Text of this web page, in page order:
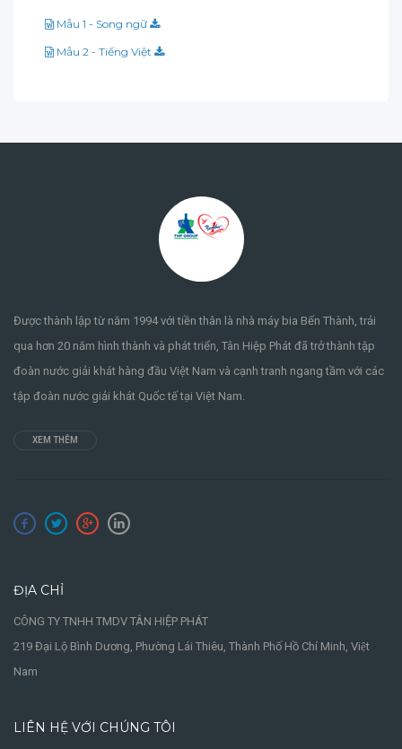
Mẫu 1 - Song ngữ
Mẫu 2 - Tiếng Việt
Được thành lập từ năm 1994 với tiền thân là nhà máy bia Bến Thành, trải
qua hơn 20 năm hình thành và phát triển, Tân Hiệp Phát đã trở thành tập
đoàn nước giải khát hàng đầu Việt Nam và cạnh tranh ngang tầm với các
tập đoàn nước giải khát Quốc tế tại Việt Nam.
XEM THÊM
ĐỊA CHỈ
CÔNG TY TNHH TMDV TÂN HIỆP PHÁT
219 Đại Lộ Bình Dương, Phường Lái Thiêu, Thành Phố Hồ Chí Minh, Việt
Nam
LIÊN HỆ VỚI CHÚNG TÔI